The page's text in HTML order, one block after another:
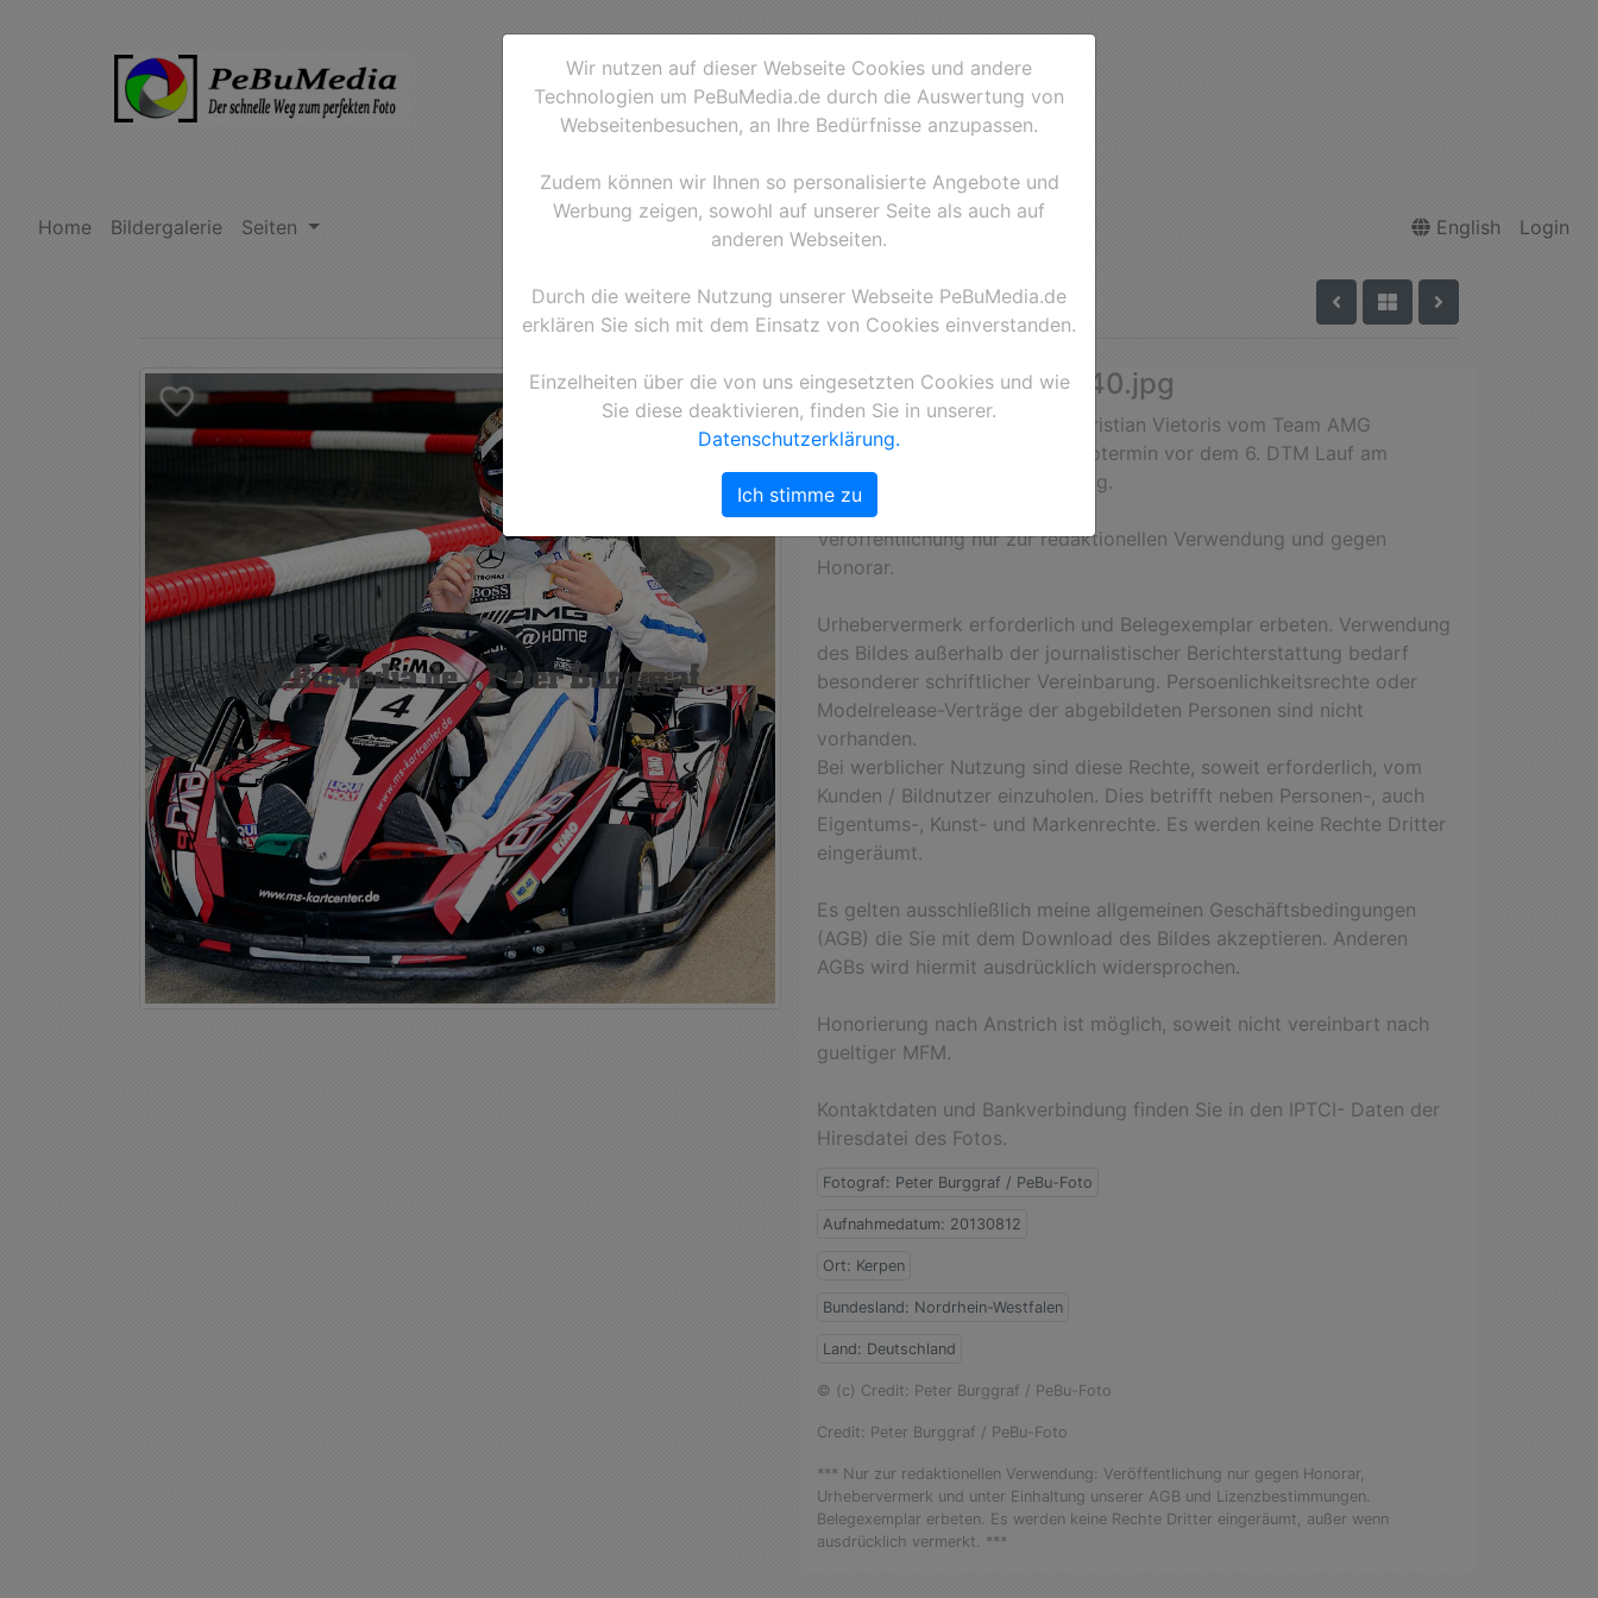
Home Bildergalerie Seiten English Login
130812PB47A1A10040.jpg
Mercedes DTM Rennfahrer, Christian Vietoris vom Team AMG
Mercedes bei einem Pressefototermin vor dem 6. DTM Lauf am
18.08.2013 auf dem Nürburgring.
Veröffentlichung nur zur redaktionellen Verwendung und gegen
Honorar.
Urhebervermerk erforderlich und Belegexemplar erbeten. Verwendung
des Bildes außerhalb der journalistischer Berichterstattung bedarf
besonderer schriftlicher Vereinbarung. Persoenlichkeitsrechte oder
Modelrelease-Verträge der abgebildeten Personen sind nicht
vorhanden.
Bei werblicher Nutzung sind diese Rechte, soweit erforderlich, vom
Kunden / Bildnutzer einzuholen. Dies betrifft neben Personen-, auch
Eigentums-, Kunst- und Markenrechte. Es werden keine Rechte Dritter
eingeräumt.
Es gelten ausschließlich meine allgemeinen Geschäftsbedingungen
(AGB) die Sie mit dem Download des Bildes akzeptieren. Anderen
AGBs wird hiermit ausdrücklich widersprochen.
Honorierung nach Anstrich ist möglich, soweit nicht vereinbart nach
gueltiger MFM.
Kontaktdaten und Bankverbindung finden Sie in den IPTCI- Daten der
Hiresdatei des Fotos.
Fotograf: Peter Burggraf / PeBu-Foto
Aufnahmedatum: 20130812
Ort: Kerpen
Bundesland: Nordrhein-Westfalen
Land: Deutschland
© (c) Credit: Peter Burggraf / PeBu-Foto
Credit: Peter Burggraf / PeBu-Foto
*** Nur zur redaktionellen Verwendung: Veröffentlichung nur gegen Honorar,
Urhebervermerk und unter Einhaltung unserer AGB und Lizenzbestimmungen.
Belegexemplar erbeten. Es werden keine Rechte Dritter eingeräumt, außer wenn
ausdrücklich vermerkt. ***
Wir nutzen auf dieser Webseite Cookies und andere
Technologien um PeBuMedia.de durch die Auswertung von
Webseitenbesuchen, an Ihre Bedürfnisse anzupassen.
Zudem können wir Ihnen so personalisierte Angebote und
Werbung zeigen, sowohl auf unserer Seite als auch auf
anderen Webseiten.
Durch die weitere Nutzung unserer Webseite PeBuMedia.de
erklären Sie sich mit dem Einsatz von Cookies einverstanden.
Einzelheiten über die von uns eingesetzten Cookies und wie
Sie diese deaktivieren, finden Sie in unserer.
Datenschutzerklärung.
Ich stimme zu